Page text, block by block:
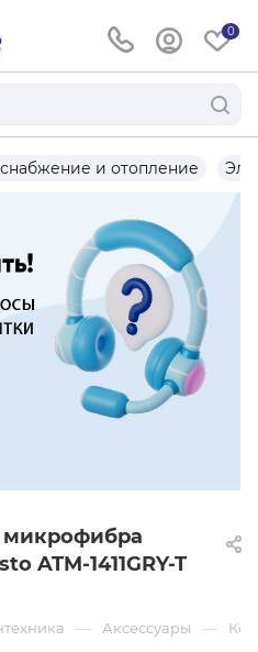
0
и отопление
микрофибра
ATM-1411GRY-T
— Аксессуары —